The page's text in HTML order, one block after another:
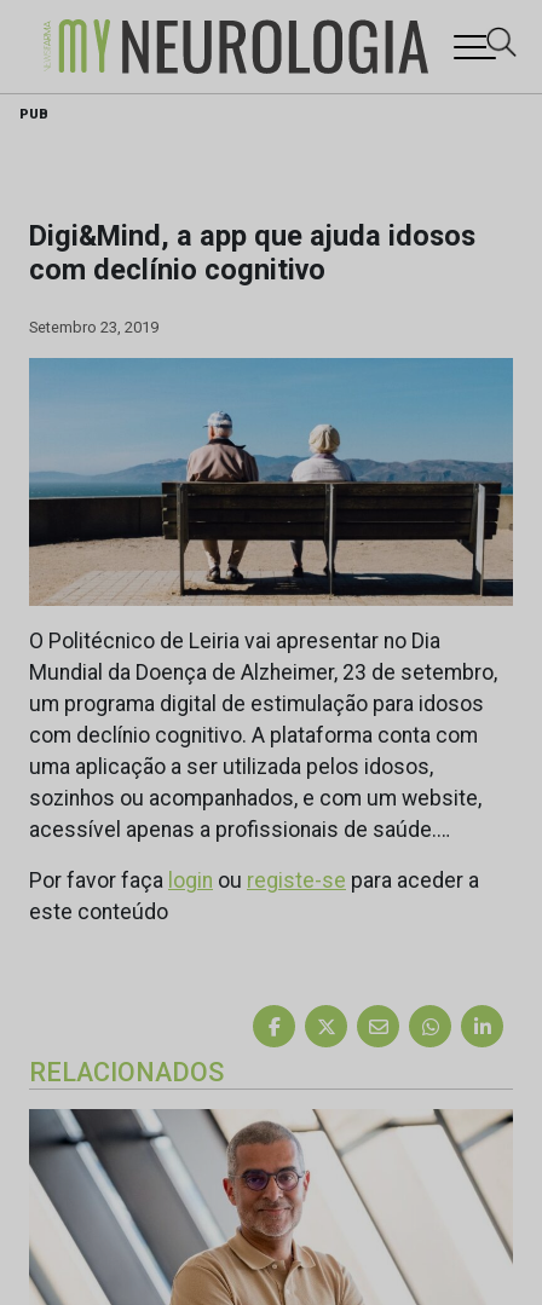
Skip
PUB
Digi&Mind, a app que ajuda idosos
com declínio cognitivo
Setembro 23, 2019
O Politécnico de Leiria vai apresentar no Dia
Mundial da Doença de Alzheimer, 23 de setembro,
um programa digital de estimulação para idosos
com declínio cognitivo. A plataforma conta com
uma aplicação a ser utilizada pelos idosos,
sozinhos ou acompanhados, e com um website,
acessível apenas a profissionais de saúde.…
Por favor faça login ou registe-se para aceder a
este conteúdo
RELACIONADOS